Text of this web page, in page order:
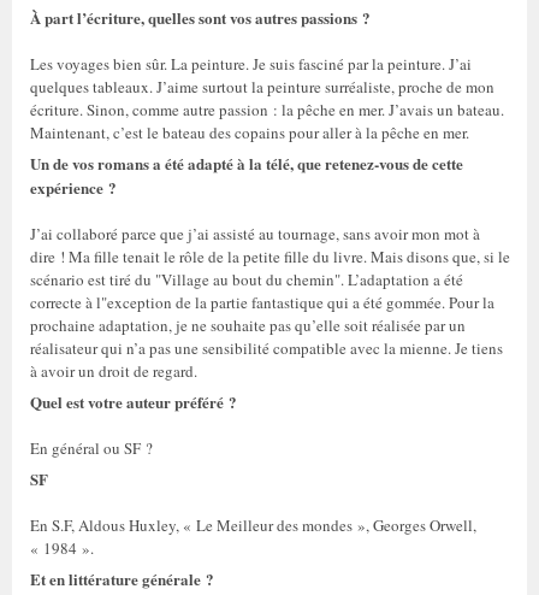
À part l’écriture, quelles sont vos autres passions ?
Les voyages bien sûr. La peinture. Je suis fasciné par la peinture. J’ai
quelques tableaux. J’aime surtout la peinture surréaliste, proche de mon
écriture. Sinon, comme autre passion : la pêche en mer. J’avais un bateau.
Maintenant, c’est le bateau des copains pour aller à la pêche en mer.
Un de vos romans a été adapté à la télé, que retenez-vous de cette
expérience ?
J’ai collaboré parce que j’ai assisté au tournage, sans avoir mon mot à
dire ! Ma fille tenait le rôle de la petite fille du livre. Mais disons que, si le
scénario est tiré du "Village au bout du chemin". L’adaptation a été
correcte à l"exception de la partie fantastique qui a été gommée. Pour la
prochaine adaptation, je ne souhaite pas qu’elle soit réalisée par un
réalisateur qui n’a pas une sensibilité compatible avec la mienne. Je tiens
à avoir un droit de regard.
Quel est votre auteur préféré ?
En général ou SF ?
SF
En S.F, Aldous Huxley, « Le Meilleur des mondes », Georges Orwell,
« 1984 ».
Et en littérature générale ?